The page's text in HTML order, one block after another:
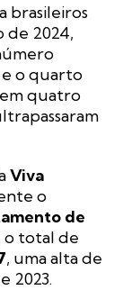
brasileiros
de 2024,
o quarto
quatro
Viva
o
de
o total de
, uma alta de
2023.